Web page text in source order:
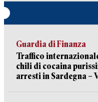
Guardia di Finanza
Traffico
chili di cocaina
arresti in Sardegna –